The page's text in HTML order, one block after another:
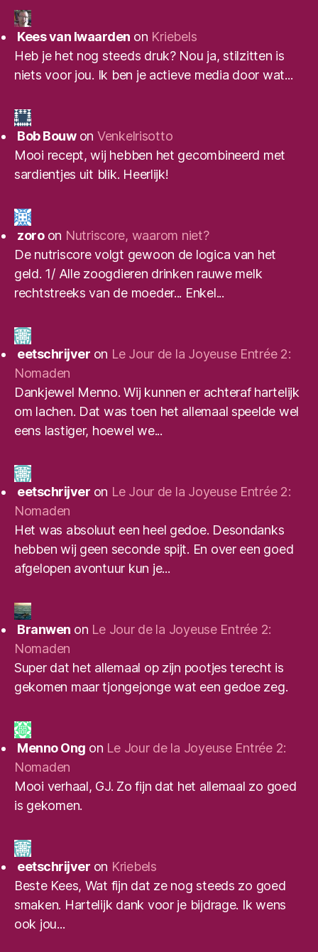
Kees van Iwaarden on Kriebels
Heb je het nog steeds druk? Nou ja, stilzitten is
niets voor jou. Ik ben je actieve media door wat...
Bob Bouwon Venkelrisotto
Mooi recept, wij hebben het gecombineerd met
sardientjes uit blik. Heerlijk!
zoroon Nutriscore, waarom niet?
De nutriscore volgt gewoon de logica van het
geld. 1/ Alle zoogdieren drinken rauwe melk
rechtstreeks van de moeder... Enkel...
eetschrijver on Le Jour de la Joyeuse Entrée 2:
Nomaden
Dankjewel Menno. Wij kunnen er achteraf hartelijk
om lachen. Dat was toen het allemaal speelde wel
eens lastiger, hoewel we...
eetschrijver on Le Jour de la Joyeuse Entrée 2:
Nomaden
Het was absoluut een heel gedoe. Desondanks
hebben wij geen seconde spijt. En over een goed
afgelopen avontuur kun je...
Branwen on Le Jour de la Joyeuse Entrée 2:
Nomaden
Super dat het allemaal op zijn pootjes terecht is
gekomen maar tjongejonge wat een gedoe zeg.
Menno Ong on Le Jour de la Joyeuse Entrée 2:
Nomaden
Mooi verhaal, GJ. Zo fijn dat het allemaal zo goed
is gekomen.
eetschrijver on Kriebels
Beste Kees, Wat fijn dat ze nog steeds zo goed
smaken. Hartelijk dank voor je bijdrage. Ik wens
ook jou...